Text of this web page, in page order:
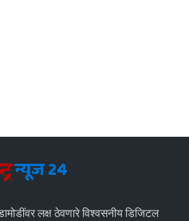
लक्ष ठेवणारे विश्वसनीय डिजिटल